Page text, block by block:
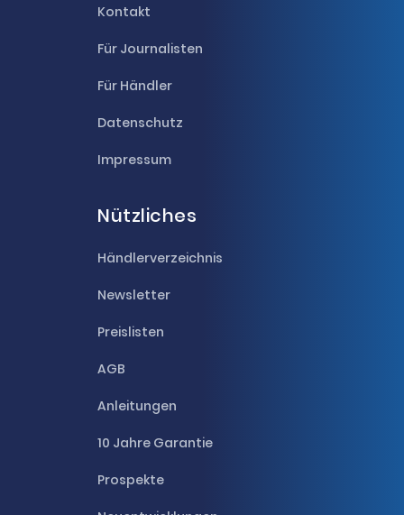
Kontakt
Für Journalisten
Für Händler
Datenschutz
Impressum
Nützliches
Händlerverzeichnis
Newsletter
Preislisten
AGB
Anleitungen
10 Jahre Garantie
Prospekte